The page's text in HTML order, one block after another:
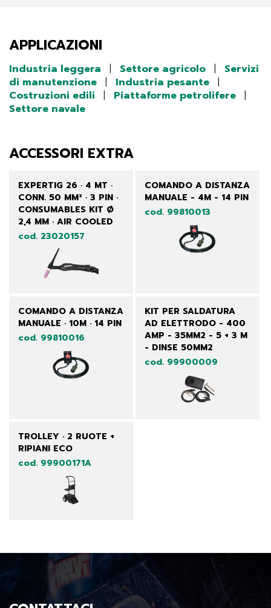
APPLICAZIONI
Industria leggera Settore agricolo
Servizi
di manutenzione
Industria pesante
Costruzioni edili
Piattaforme petrolifere
Settore navale
ACCESSORI EXTRA
EXPERTIG 26 · 4 MT ·
CONN. 50 MM² · 3 PIN ·
CONSUMABLES KIT Ø
2,4 MM · AIR COOLED
cod. 23020157
COMANDO A DISTANZA
MANUALE - 4M - 14 PIN
cod. 99810013
COMANDO A DISTANZA
MANUALE · 10M · 14 PIN
cod. 99810016
KIT PER SALDATURA
AD ELETTRODO - 400
AMP - 35MM2 - 5 + 3 M
- DINSE 50MM2
cod. 99900009
TROLLEY · 2 RUOTE +
RIPIANI ECO
cod. 99900171A